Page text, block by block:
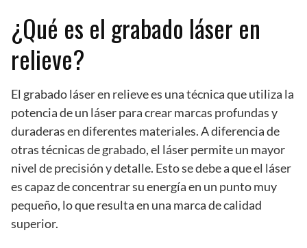
¿Qué es el grabado láser en
relieve?
El grabado láser en relieve es una técnica que utiliza la
potencia de un láser para crear marcas profundas y
duraderas en diferentes materiales. A diferencia de
otras técnicas de grabado, el láser permite un mayor
nivel de precisión y detalle. Esto se debe a que el láser
es capaz de concentrar su energía en un punto muy
pequeño, lo que resulta en una marca de calidad
superior.